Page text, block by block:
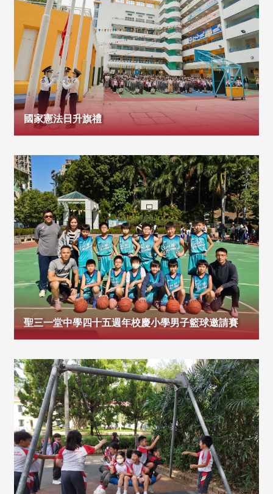
國家憲法日升旗禮
聖三一堂中學四十五週年校慶小學男子籃球邀請賽